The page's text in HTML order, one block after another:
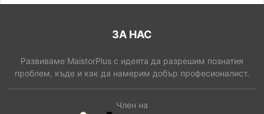
ЗА НАС
Развиваме MaistorPlus с идеята да разрешим познатия
проблем, къде и как да намерим добър професионалист.
Член на